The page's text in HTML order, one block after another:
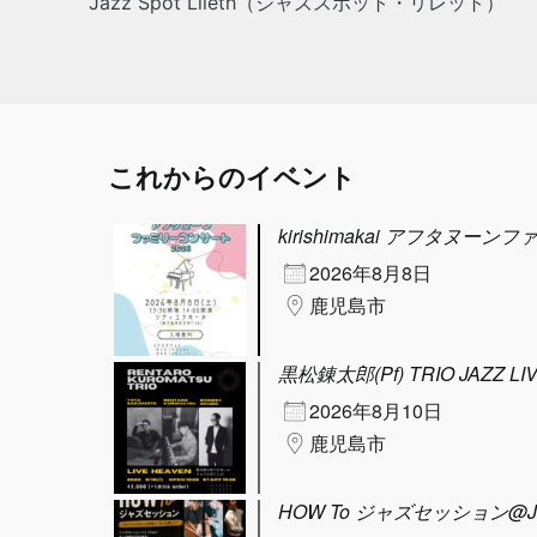
これからのイベント
kirishimakai アフタヌーンフ
2026年8月8日
鹿児島市
黒松錬太郎(Pf) TRIO JAZZ
2026年8月10日
鹿児島市
HOW To ジャズセッション